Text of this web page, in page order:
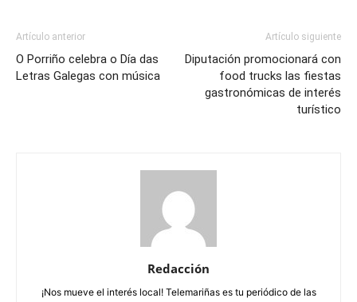
Artículo anterior
O Porriño celebra o Día das
Letras Galegas con música
Artículo siguiente
Diputación promocionará con
food trucks las fiestas
gastronómicas de interés
turístico
Redacción
¡Nos mueve el interés local! Telemariñas es tu periódico de las